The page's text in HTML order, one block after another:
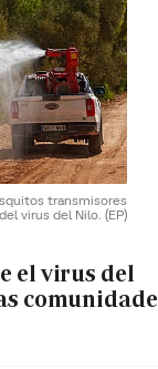
transmisores
del virus del Nilo. (EP)
el virus del